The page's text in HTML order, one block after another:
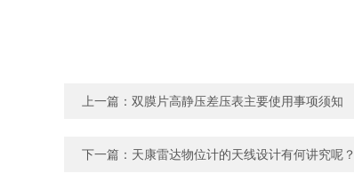
上一篇： 双膜片高静压差压表主要使用事项须知
下一篇： 天康雷达物位计的天线设计有何讲究呢？